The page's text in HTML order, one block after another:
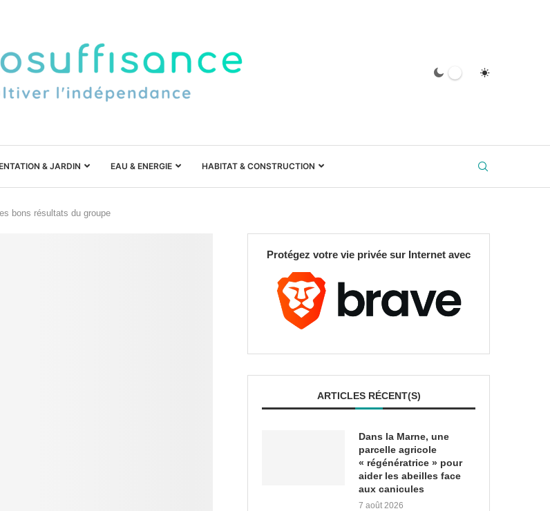
& JARDIN EAU & ENERGIE HABITAT & CONSTRUCTION
bons résultats du groupe
Protégez votre vie privée sur Internet avec
ARTICLES RÉCENT(S)
Dans la Marne, une
parcelle agricole
« régénératrice » pour
aider les abeilles face
aux canicules
7 août 2026